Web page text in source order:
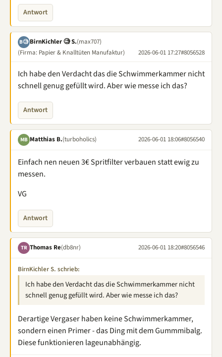
Antwort
B🧐 BirnKichler 🧐 S.(max707)
(Firma: Papier & Knalltüten Manufaktur)
2026-06-01 17:27#8056528
Ich habe den Verdacht das die Schwimmerkammer nicht
schnell genug gefüllt wird. Aber wie messe ich das?
Antwort
MB Matthias B.(turboholics) 2026-06-01 18:06#8056540
Einfach nen neuen 3€ Spritfilter verbauen statt ewig zu
messen.
VG
Antwort
TR Thomas Re(db8nr) 2026-06-01 18:20#8056546
BirnKichler S. schrieb:
Ich habe den Verdacht das die Schwimmerkammer nicht
schnell genug gefüllt wird. Aber wie messe ich das?
Derartige Vergaser haben keine Schwimmerkammer,
sondern einen Primer - das Ding mit dem Gummmibalg.
Diese funktionieren lageunabhängig.